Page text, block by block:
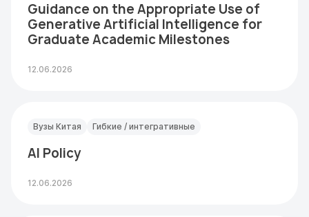
Guidance on the Appropriate Use of
Generative Artificial Intelligence for
Graduate Academic Milestones
12.06.2026
Вузы Китая Гибкие / интегративные
AI Policy
12.06.2026